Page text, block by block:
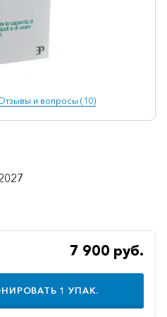
и вопросы (10)
7 900 руб.
1 УПАК.